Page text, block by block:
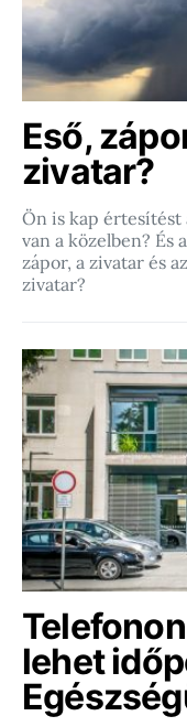
Eső,
zivatar?
Ön is kap értesítést
van a közelben? És
zápor, a zivatar és
zivatar?
lehet